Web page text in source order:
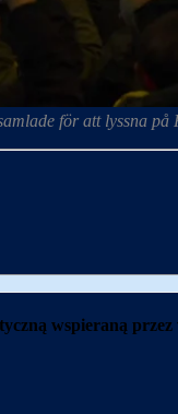
för att lyssna
wspieraną